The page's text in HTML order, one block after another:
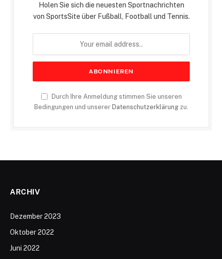
Holen Sie sich die neuesten Sportnachrichten
von SportsSite über Fußball, Football und Tennis.
Durch Ihre Anmeldung stimmen Sie unseren
Bedingungen und unserer Datenschutzerklärung zu.
ARCHIV
Dezember 2023
Oktober 2022
Juni 2022